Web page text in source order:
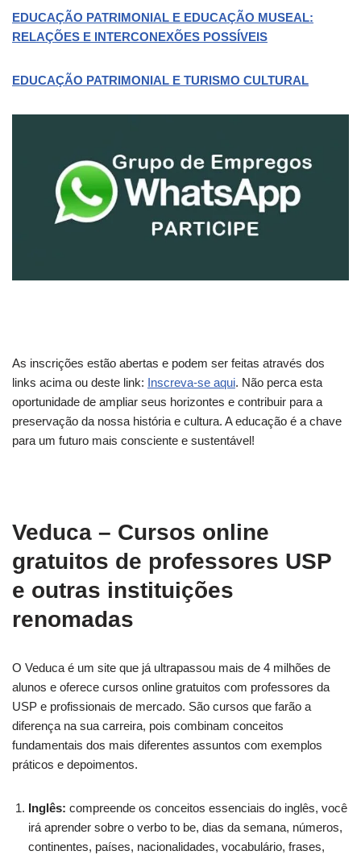
EDUCAÇÃO PATRIMONIAL E EDUCAÇÃO MUSEAL:
RELAÇÕES E INTERCONEXÕES POSSÍVEIS
EDUCAÇÃO PATRIMONIAL E TURISMO CULTURAL
As inscrições estão abertas e podem ser feitas através dos
links acima ou deste link: Inscreva-se aqui. Não perca esta
oportunidade de ampliar seus horizontes e contribuir para a
preservação da nossa história e cultura. A educação é a chave
para um futuro mais consciente e sustentável!
Veduca – Cursos online
gratuitos de professores USP
e outras instituições
renomadas
O Veduca é um site que já ultrapassou mais de 4 milhões de
alunos e oferece cursos online gratuitos com professores da
USP e profissionais de mercado. São cursos que farão a
diferença na sua carreira, pois combinam conceitos
fundamentais dos mais diferentes assuntos com exemplos
práticos e depoimentos.
Inglês: compreende os conceitos essenciais do inglês, você
irá aprender sobre o verbo to be, dias da semana, números,
continentes, países, nacionalidades, vocabulário, frases,